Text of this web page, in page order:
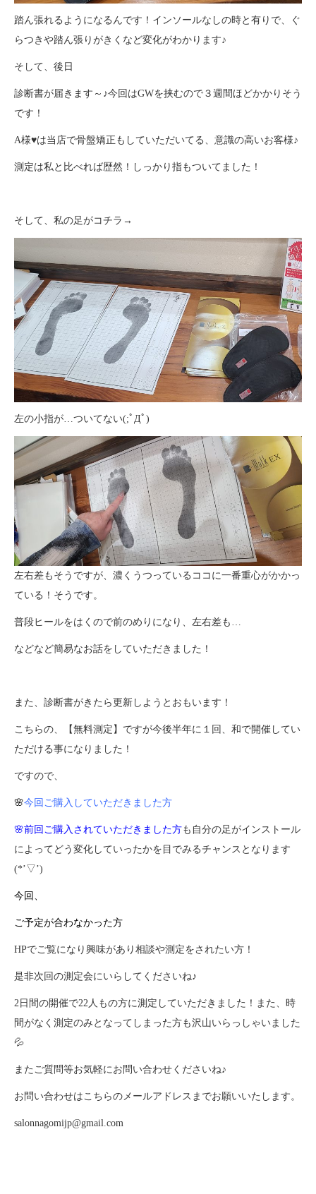
踏ん張れるようになるんです！インソールなしの時と有りで、ぐ
らつきや踏ん張りがきくなど変化がわかります♪
そして、後日
診断書が届きます～♪今回はGWを挟むので３週間ほどかかりそう
です！
A様♥は当店で骨盤矯正もしていただいてる、意識の高いお客様♪
測定は私と比べれば歴然！しっかり指もついてました！
そして、私の足がコチラ→
左の小指が…ついてない(;ﾟДﾟ)
左右差もそうですが、濃くうつっているココに一番重心がかかっ
ている！そうです。
普段ヒールをはくので前のめりになり、左右差も…
などなど簡易なお話をしていただきました！
また、診断書がきたら更新しようとおもいます！
こちらの、【無料測定】ですが今後半年に１回、和で開催してい
ただける事になりました！
ですので、
🌸今回ご購入していただきました方
🌸前回ご購入されていただきました方も自分の足がインストール
によってどう変化していったかを目でみるチャンスとなります
(*’▽’)
今回、
ご予定が合わなかった方
HPでご覧になり興味があり相談や測定をされたい方！
是非次回の測定会にいらしてくださいね♪
2日間の開催で22人もの方に測定していただきました！また、時
間がなく測定のみとなってしまった方も沢山いらっしゃいました
💦
またご質問等お気軽にお問い合わせくださいね♪
お問い合わせはこちらのメールアドレスまでお願いいたします。
salonnagomijp@gmail.com